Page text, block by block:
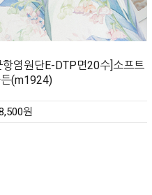
염원단E-DTP면20수]소프트
(m1924)
원